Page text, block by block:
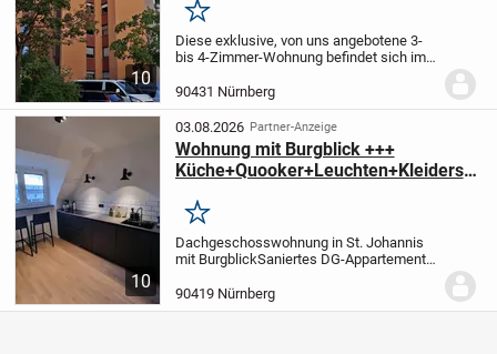
10
Merken
Diese exklusive, von uns angebotene 3-
bis 4-Zimmer-Wohnung befindet sich im
sehr ordentlichen Wohnanlage (Erstbezug
1980). Auf rund 100 m² Wohnfläche...
90431 Nürnberg
10
03.08.2026 Partner-Anzeige
Wohnung mit Burgblick +++
Küche+Quooker+Leuchten+Kleidersc
Merken
Dachgeschosswohnung in St. Johannis
mit BurgblickSaniertes DG-Appartement
ParkettbodenWillkommen in Ihrem neuen
Zuhause im Herzen des begehrtesten
90419 Nürnberg